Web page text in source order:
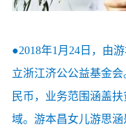
●2018年1月24日，由
立浙江济公公益基金
民币，业务范围涵盖
域。游本昌女儿游思涵